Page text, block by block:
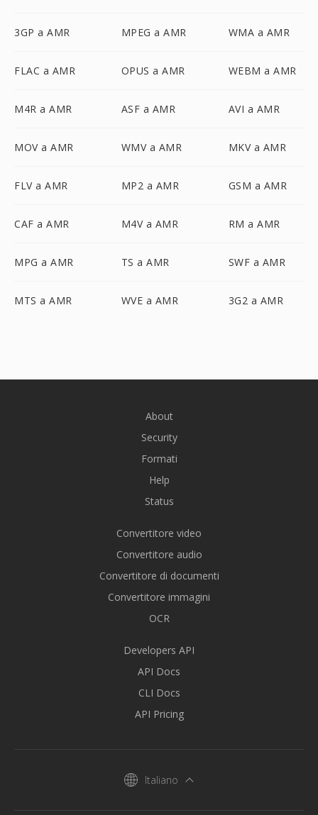
3GP a AMR MPEG a AMR WMA a AMR
FLAC a AMR OPUS a AMR WEBM a AMR
M4R a AMR ASF a AMR AVI a AMR
MOV a AMR WMV a AMR MKV a AMR
FLV a AMR MP2 a AMR GSM a AMR
CAF a AMR M4V a AMR RM a AMR
MPG a AMR TS a AMR SWF a AMR
MTS a AMR WVE a AMR 3G2 a AMR
About
Security
Formati
Help
Status
Convertitore video
Convertitore audio
Convertitore di documenti
Convertitore immagini
OCR
Developers API
API Docs
CLI Docs
API Pricing
Italiano